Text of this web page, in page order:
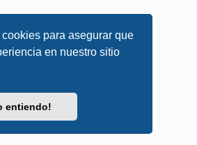
para asegurar que
en nuestro sitio
entiendo!